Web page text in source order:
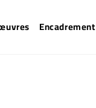
Encadrement